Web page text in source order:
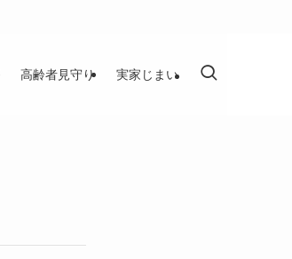
高齢者見守り 実家じまい